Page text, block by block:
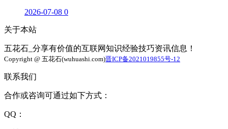
2026-07-08 0
关于本站
五花石_分享有价值的互联网知识经验技巧资讯信息！
Copyright @ 五花石(wuhuashi.com)晋ICP备2021019855号-12
联系我们
合作或咨询可通过如下方式：
QQ：